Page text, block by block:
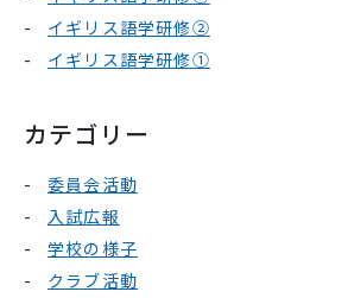
イギリス語学研修②
イギリス語学研修①
カテゴリー
委員会活動
入試広報
学校の様子
クラブ活動